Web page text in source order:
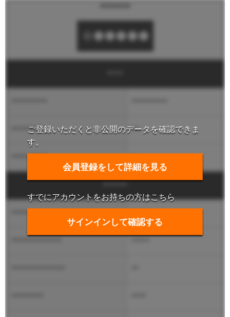
ご登録いただくと非公開のデータを確認できま
す。
会員登録をして詳細を見る
すでにアカウントをお持ちの方はこちら
サインインして確認する
********* **
**********